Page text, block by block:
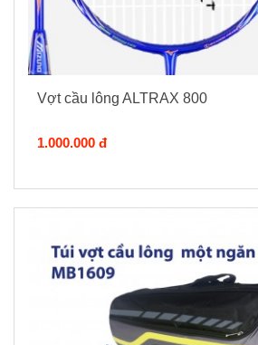
Vợt cầu lông ALTRAX 800
1.000.000 đ